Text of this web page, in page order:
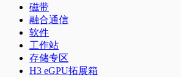
磁带
融合通信
软件
工作站
存储专区
H3 eGPU拓展箱